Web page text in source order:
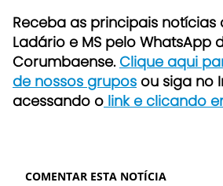
Receba as principais notícias
Ladário e MS pelo WhatsApp
Corumbaense.Clique aqui
de nossos grupos ou siga no
acessando o link e clicando
COMENTAR ESTA NOTÍCIA